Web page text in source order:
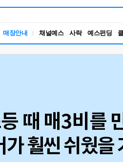
매장안내 채널예스 사락 예스펀딩